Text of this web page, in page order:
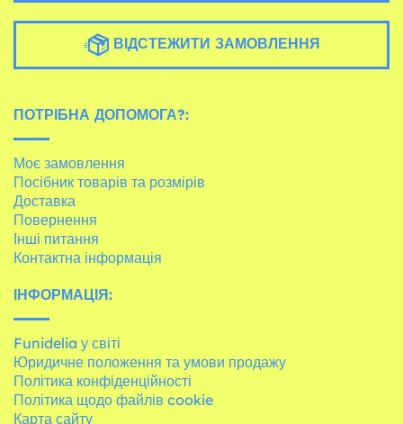
ВІДСТЕЖИТИ ЗАМОВЛЕННЯ
ПОТРІБНА ДОПОМОГА?:
Моє замовлення
Посібник товарів та розмірів
Доставка
Повернення
Інші питання
Контактна інформація
ІНФОРМАЦІЯ:
Funidelia у світі
Юридичне положення та умови продажу
Політика конфіденційності
Політика щодо файлів cookie
Карта сайту